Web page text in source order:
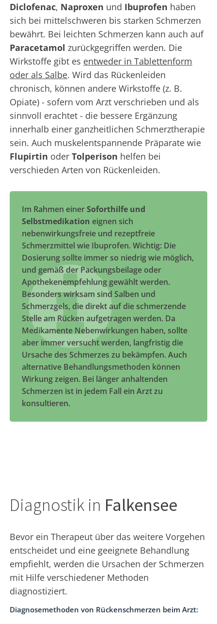
Diclofenac, Naproxen und Ibuprofen haben
sich bei mittelschweren bis starken Schmerzen
bewährt. Bei leichten Schmerzen kann auch auf
Paracetamol zurückgegriffen werden. Die
Wirkstoffe gibt es entweder in Tablettenform
oder als Salbe. Wird das Rückenleiden
chronisch, können andere Wirkstoffe (z. B.
Opiate) - sofern vom Arzt verschrieben und als
sinnvoll erachtet - die bessere Ergänzung
innerhalb einer ganzheitlichen Schmerztherapie
sein. Auch muskelentspannende Präparate wie
Flupirtin oder Tolperison helfen bei
verschieden Arten von Rückenleiden.
Im Rahmen einerSoforthilfe und
Selbstmedikation eignen sich
nebenwirkungsfreie und rezeptfreie
Schmerzmittel wie Ibuprofen. Wichtig: Die
Dosierung sollte immer so niedrig wie möglich,
und gemäß der Packungsbeilage oder
Apothekenempfehlung gewählt werden.
Besonders wirksam sind Salben und
Schmerzgels, die direkt auf die schmerzende
Stelle am Rücken aufgetragen werden. Da
Medikamente Nebenwirkungen haben, sollte
aber immer versucht werden, langfristig die
Ursache des Schmerzes zu bekämpfen. Auch
alternative Behandlungsmethoden können
Wirkung zeigen. Bei länger anhaltenden
Schmerzen ist in jedem Fall ein Arzt zu
konsultieren.
Diagnostik in Falkensee
Bevor ein Therapeut über das weitere Vorgehen
entscheidet und eine geeignete Behandlung
empfiehlt, werden die Ursachen der Schmerzen
mit Hilfe verschiedener Methoden
diagnostiziert.
Diagnosemethoden von Rückenschmerzen beim Arzt: